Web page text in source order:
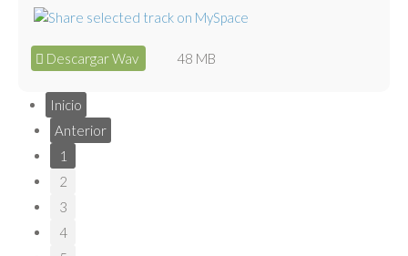
Descargar Wav 48 MB
Inicio
Anterior
1
2
3
4